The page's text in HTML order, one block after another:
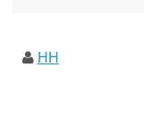
HH